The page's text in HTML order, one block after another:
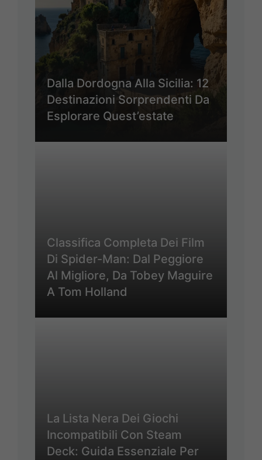
Dalla Dordogna Alla Sicilia: 12
Destinazioni Sorprendenti Da
Esplorare Quest’estate
Classifica Completa Dei Film
Di Spider-Man: Dal Peggiore
Al Migliore, Da Tobey Maguire
A Tom Holland
La Lista Nera Dei Giochi
Incompatibili Con Steam
Deck: Guida Essenziale Per